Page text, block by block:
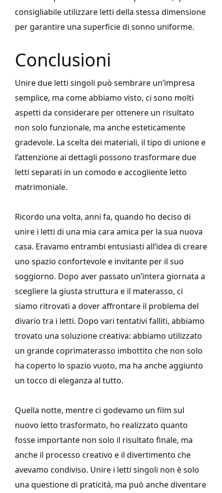
consigliabile utilizzare letti della stessa dimensione
per garantire una superficie di sonno uniforme.
Conclusioni
Unire due letti singoli può sembrare un’impresa
semplice, ma come abbiamo visto, ci sono molti
aspetti da considerare per ottenere un risultato
non solo funzionale, ma anche esteticamente
gradevole. La scelta dei materiali, il tipo di unione e
l’attenzione ai dettagli possono trasformare due
letti separati in un comodo e accogliente letto
matrimoniale.
Ricordo una volta, anni fa, quando ho deciso di
unire i letti di una mia cara amica per la sua nuova
casa. Eravamo entrambi entusiasti all’idea di creare
uno spazio confortevole e invitante per il suo
soggiorno. Dopo aver passato un’intera giornata a
scegliere la giusta struttura e il materasso, ci
siamo ritrovati a dover affrontare il problema del
divario tra i letti. Dopo vari tentativi falliti, abbiamo
trovato una soluzione creativa: abbiamo utilizzato
un grande coprimaterasso imbottito che non solo
ha coperto lo spazio vuoto, ma ha anche aggiunto
un tocco di eleganza al tutto.
Quella notte, mentre ci godevamo un film sul
nuovo letto trasformato, ho realizzato quanto
fosse importante non solo il risultato finale, ma
anche il processo creativo e il divertimento che
avevamo condiviso. Unire i letti singoli non è solo
una questione di praticità, ma può anche diventare